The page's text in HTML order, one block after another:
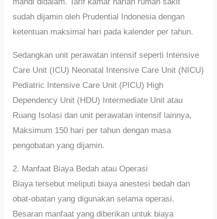
sudah dijamin oleh Prudential Indonesia dengan
ketentuan maksimal hari pada kalender per tahun.
Sedangkan unit perawatan intensif seperti Intensive
Care Unit (ICU) Neonatal Intensive Care Unit (NICU)
Pediatric Intensive Care Unit (PICU) High
Dependency Unit (HDU) Intermediate Unit atau
Ruang Isolasi dan unit perawatan intensif lainnya,
Maksimum 150 hari per tahun dengan masa
pengobatan yang dijamin.
2. Manfaat Biaya Bedah atau Operasi
Biaya tersebut meliputi biaya anestesi bedah dan
obat-obatan yang digunakan selama operasi.
Besaran manfaat yang diberikan untuk biaya